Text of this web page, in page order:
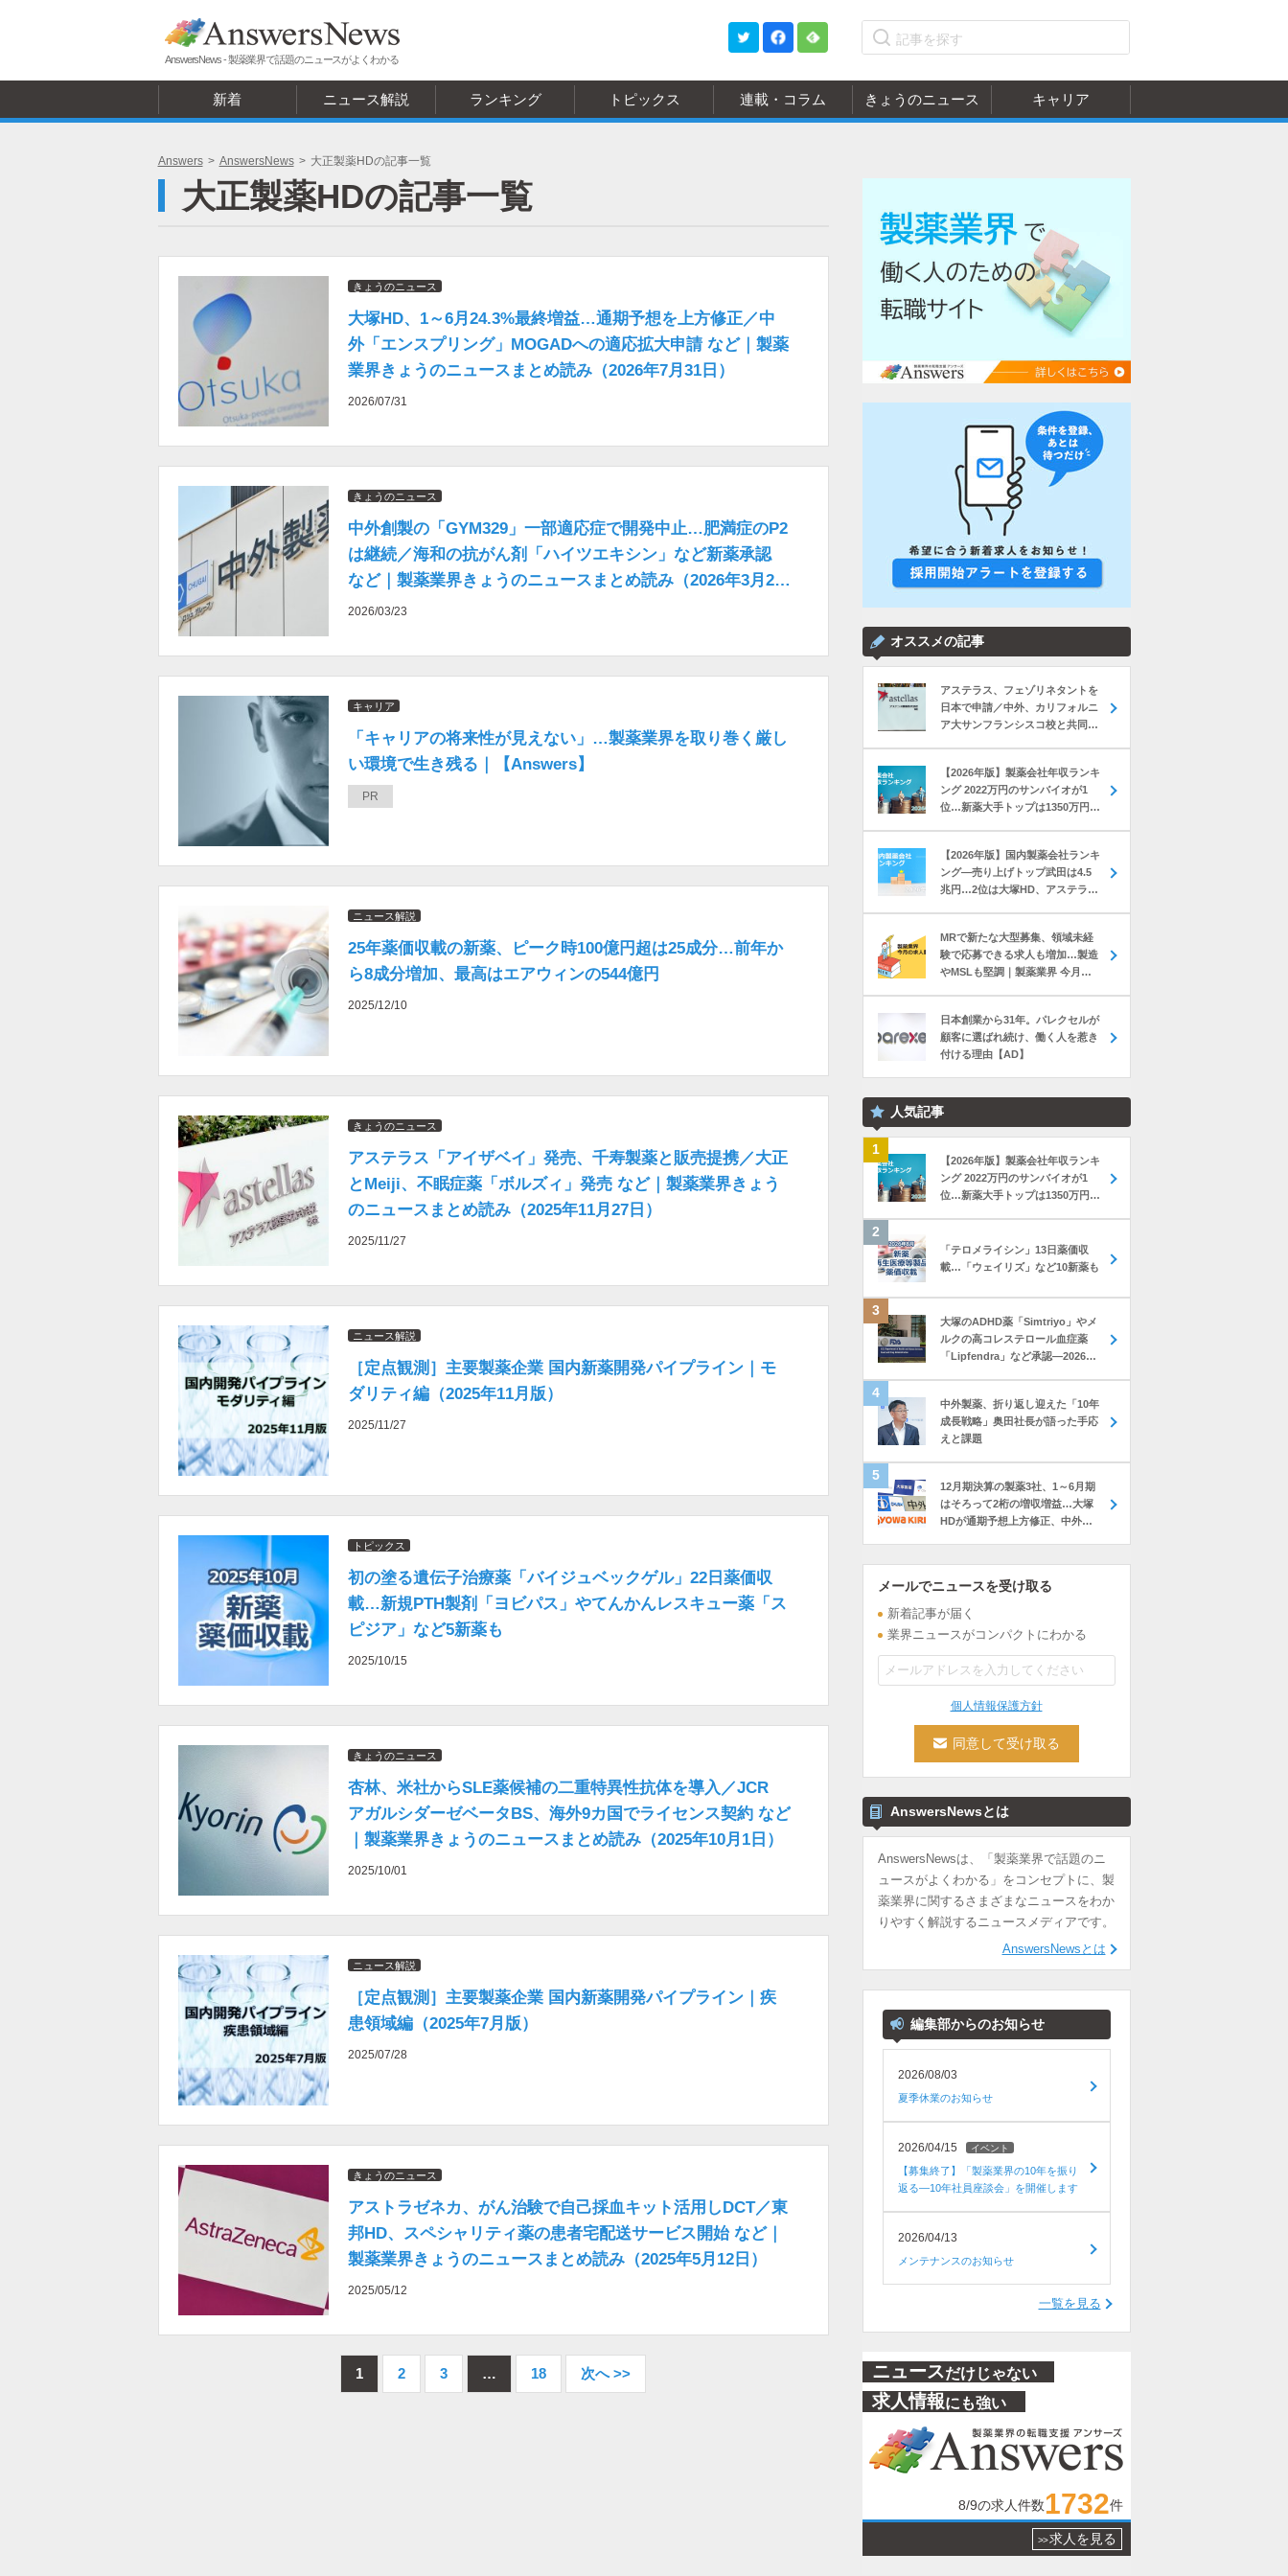
AnswersNews - 製薬業界で話題のニュースがよくわかる
新着 ニュース解説 ランキング トピックス 連載・コラム きょうのニュース キャリア
Answers > AnswersNews > 大正製薬HDの記事一覧
大正製薬HDの記事一覧
きょうのニュース
大塚HD、1～6月24.3%最終増益…通期予想を上方修正／中
外「エンスプリング」MOGADへの適応拡大申請 など｜製薬
業界きょうのニュースまとめ読み（2026年7月31日）
2026/07/31
きょうのニュース
中外創製の「GYM329」一部適応症で開発中止…肥満症のP2
は継続／海和の抗がん剤「ハイツエキシン」など新薬承認
など｜製薬業界きょうのニュースまとめ読み（2026年3月23
日）
2026/03/23
キャリア
「キャリアの将来性が見えない」…製薬業界を取り巻く厳し
い環境で生き残る｜【Answers】
PR
ニュース解説
25年薬価収載の新薬、ピーク時100億円超は25成分…前年か
ら8成分増加、最高はエアウィンの544億円
2025/12/10
きょうのニュース
アステラス「アイザベイ」発売、千寿製薬と販売提携／大正
とMeiji、不眠症薬「ボルズィ」発売 など｜製薬業界きょう
のニュースまとめ読み（2025年11月27日）
2025/11/27
ニュース解説
［定点観測］主要製薬企業 国内新薬開発パイプライン｜モ
ダリティ編（2025年11月版）
2025/11/27
トピックス
初の塗る遺伝子治療薬「バイジュベックゲル」22日薬価収
載…新規PTH製剤「ヨビパス」やてんかんレスキュー薬「ス
ピジア」など5新薬も
2025/10/15
きょうのニュース
杏林、米社からSLE薬候補の二重特異性抗体を導入／JCR
アガルシダーゼベータBS、海外9カ国でライセンス契約 など
｜製薬業界きょうのニュースまとめ読み（2025年10月1日）
2025/10/01
ニュース解説
［定点観測］主要製薬企業 国内新薬開発パイプライン｜疾
患領域編（2025年7月版）
2025/07/28
きょうのニュース
アストラゼネカ、がん治験で自己採血キット活用しDCT／東
邦HD、スペシャリティ薬の患者宅配送サービス開始 など｜
製薬業界きょうのニュースまとめ読み（2025年5月12日）
2025/05/12
1 2 3 … 18 次へ >>
オススメの記事
アステラス、フェゾリネタントを
日本で申請／中外、カリフォルニ
ア大サンフランシスコ校と共同研
【2026年版】製薬会社年収ランキ
ング 2022万円のサンバイオが1
位…新薬大手トップは1350万円の
【2026年版】国内製薬会社ランキ
ング―売り上げトップ武田は4.5
兆円…2位は大塚HD、アステラス
MRで新たな大型募集、領域未経
験で応募できる求人も増加…製造
やMSLも堅調｜製薬業界 今月の
日本創業から31年。パレクセルが
顧客に選ばれ続け、働く人を惹き
付ける理由【AD】
人気記事
【2026年版】製薬会社年収ランキ
ング 2022万円のサンバイオが1
位…新薬大手トップは1350万円の
「テロメライシン」13日薬価収
載…「ウェイリズ」など10新薬も
大塚のADHD薬「Simtriyo」やメ
ルクの高コレステロール血症薬
「Lipfendra」など承認―2026年
中外製薬、折り返し迎えた「10年
成長戦略」奥田社長が語った手応
えと課題
12月期決算の製薬3社、1～6月期
はそろって2桁の増収増益…大塚
HDが通期予想上方修正、中外も
メールでニュースを受け取る
新着記事が届く
業界ニュースがコンパクトにわかる
個人情報保護方針
AnswersNewsとは
AnswersNewsは、「製薬業界で話題のニ
ュースがよくわかる」をコンセプトに、製
薬業界に関するさまざまなニュースをわか
りやすく解説するニュースメディアです。
AnswersNewsとは
編集部からのお知らせ
2026/08/03
夏季休業のお知らせ
2026/04/15 イベント
【募集終了】「製薬業界の10年を振り
返る―10年社員座談会」を開催します
2026/04/13
メンテナンスのお知らせ
一覧を見る
ニュースだけじゃない
求人情報にも強い
8/9の求人件数1732件
>> 求人を見る